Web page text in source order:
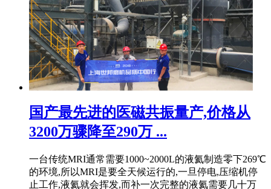
国产最先进的医磁共振量产,价格从
3200万骤降至290万 ...
一台传统MRI通常需要1000~2000L的液氦制造零下269℃
的环境,所以MRI是要全天候运行的,一旦停电,压缩机停
止工作,液氦就会挥发,而补一次完整的液氦需要几十万